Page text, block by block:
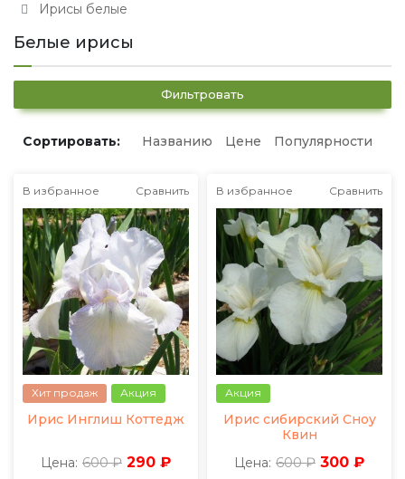
Ирисы белые
Белые ирисы
Фильтровать
Сортировать: Названию Цене Популярности
В избранное Сравнить
Хит продаж Акция
Ирис Инглиш Коттедж
Цена: 600 ₽ 290 ₽
В избранное Сравнить
Акция
Ирис сибирский Сноу
Квин
Цена: 600 ₽ 300 ₽